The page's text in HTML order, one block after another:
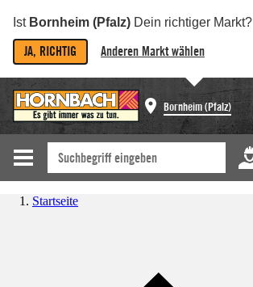
Ist Bornheim (Pfalz) Dein richtiger Markt?
JA, RICHTIG Anderen Markt wählen
Bornheim (Pfalz)
Startseite